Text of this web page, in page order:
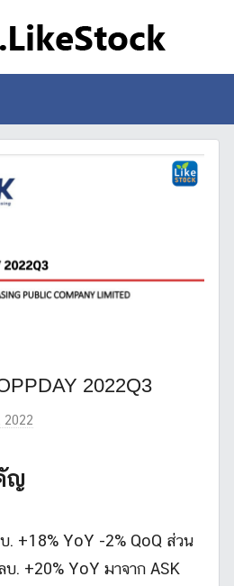
2022Q3
2022
k
e
ญ
. +18% YoY -2% QoQ ส่วน
. +20% YoY มาจาก ASK